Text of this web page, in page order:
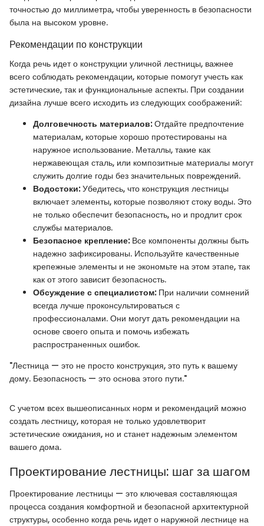
точностью до миллиметра, чтобы уверенность в безопасности
была на высоком уровне.
Рекомендации по конструкции
Когда речь идет о конструкции уличной лестницы, важнее
всего соблюдать рекомендации, которые помогут учесть как
эстетические, так и функциональные аспекты. При создании
дизайна лучше всего исходить из следующих соображений:
Долговечность материалов:Отдайте предпочтение
материалам, которые хорошо протестированы на
наружное использование. Металлы, такие как
нержавеющая сталь, или композитные материалы могут
служить долгие годы без значительных повреждений.
Водостоки:Убедитесь, что конструкция лестницы
включает элементы, которые позволяют стоку воды. Это
не только обеспечит безопасность, но и продлит срок
службы материалов.
Безопасное крепление:Все компоненты должны быть
надежно зафиксированы. Используйте качественные
крепежные элементы и не экономьте на этом этапе, так
как от этого зависит безопасность.
Обсуждение с специалистом:При наличии сомнений
всегда лучше проконсультироваться с
профессионалами. Они могут дать рекомендации на
основе своего опыта и помочь избежать
распространенных ошибок.
"Лестница — это не просто конструкция, это путь к вашему
дому. Безопасность — это основа этого пути."
С учетом всех вышеописанных норм и рекомендаций можно
создать лестницу, которая не только удовлетворит
эстетические ожидания, но и станет надежным элементом
вашего дома.
Проектирование лестницы: шаг за шагом
Проектирование лестницы — это ключевая составляющая
процесса создания комфортной и безопасной архитектурной
структуры, особенно когда речь идет о наружной лестнице на